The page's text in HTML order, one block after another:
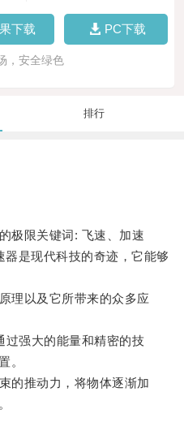
下载 PC下载
，安全绿色
排行
限关键词: 飞速、加速
是现代科技的奇迹，它能够
以及它所带来的众多应
强大的能量和精密的技
。
推动力，将物体逐渐加